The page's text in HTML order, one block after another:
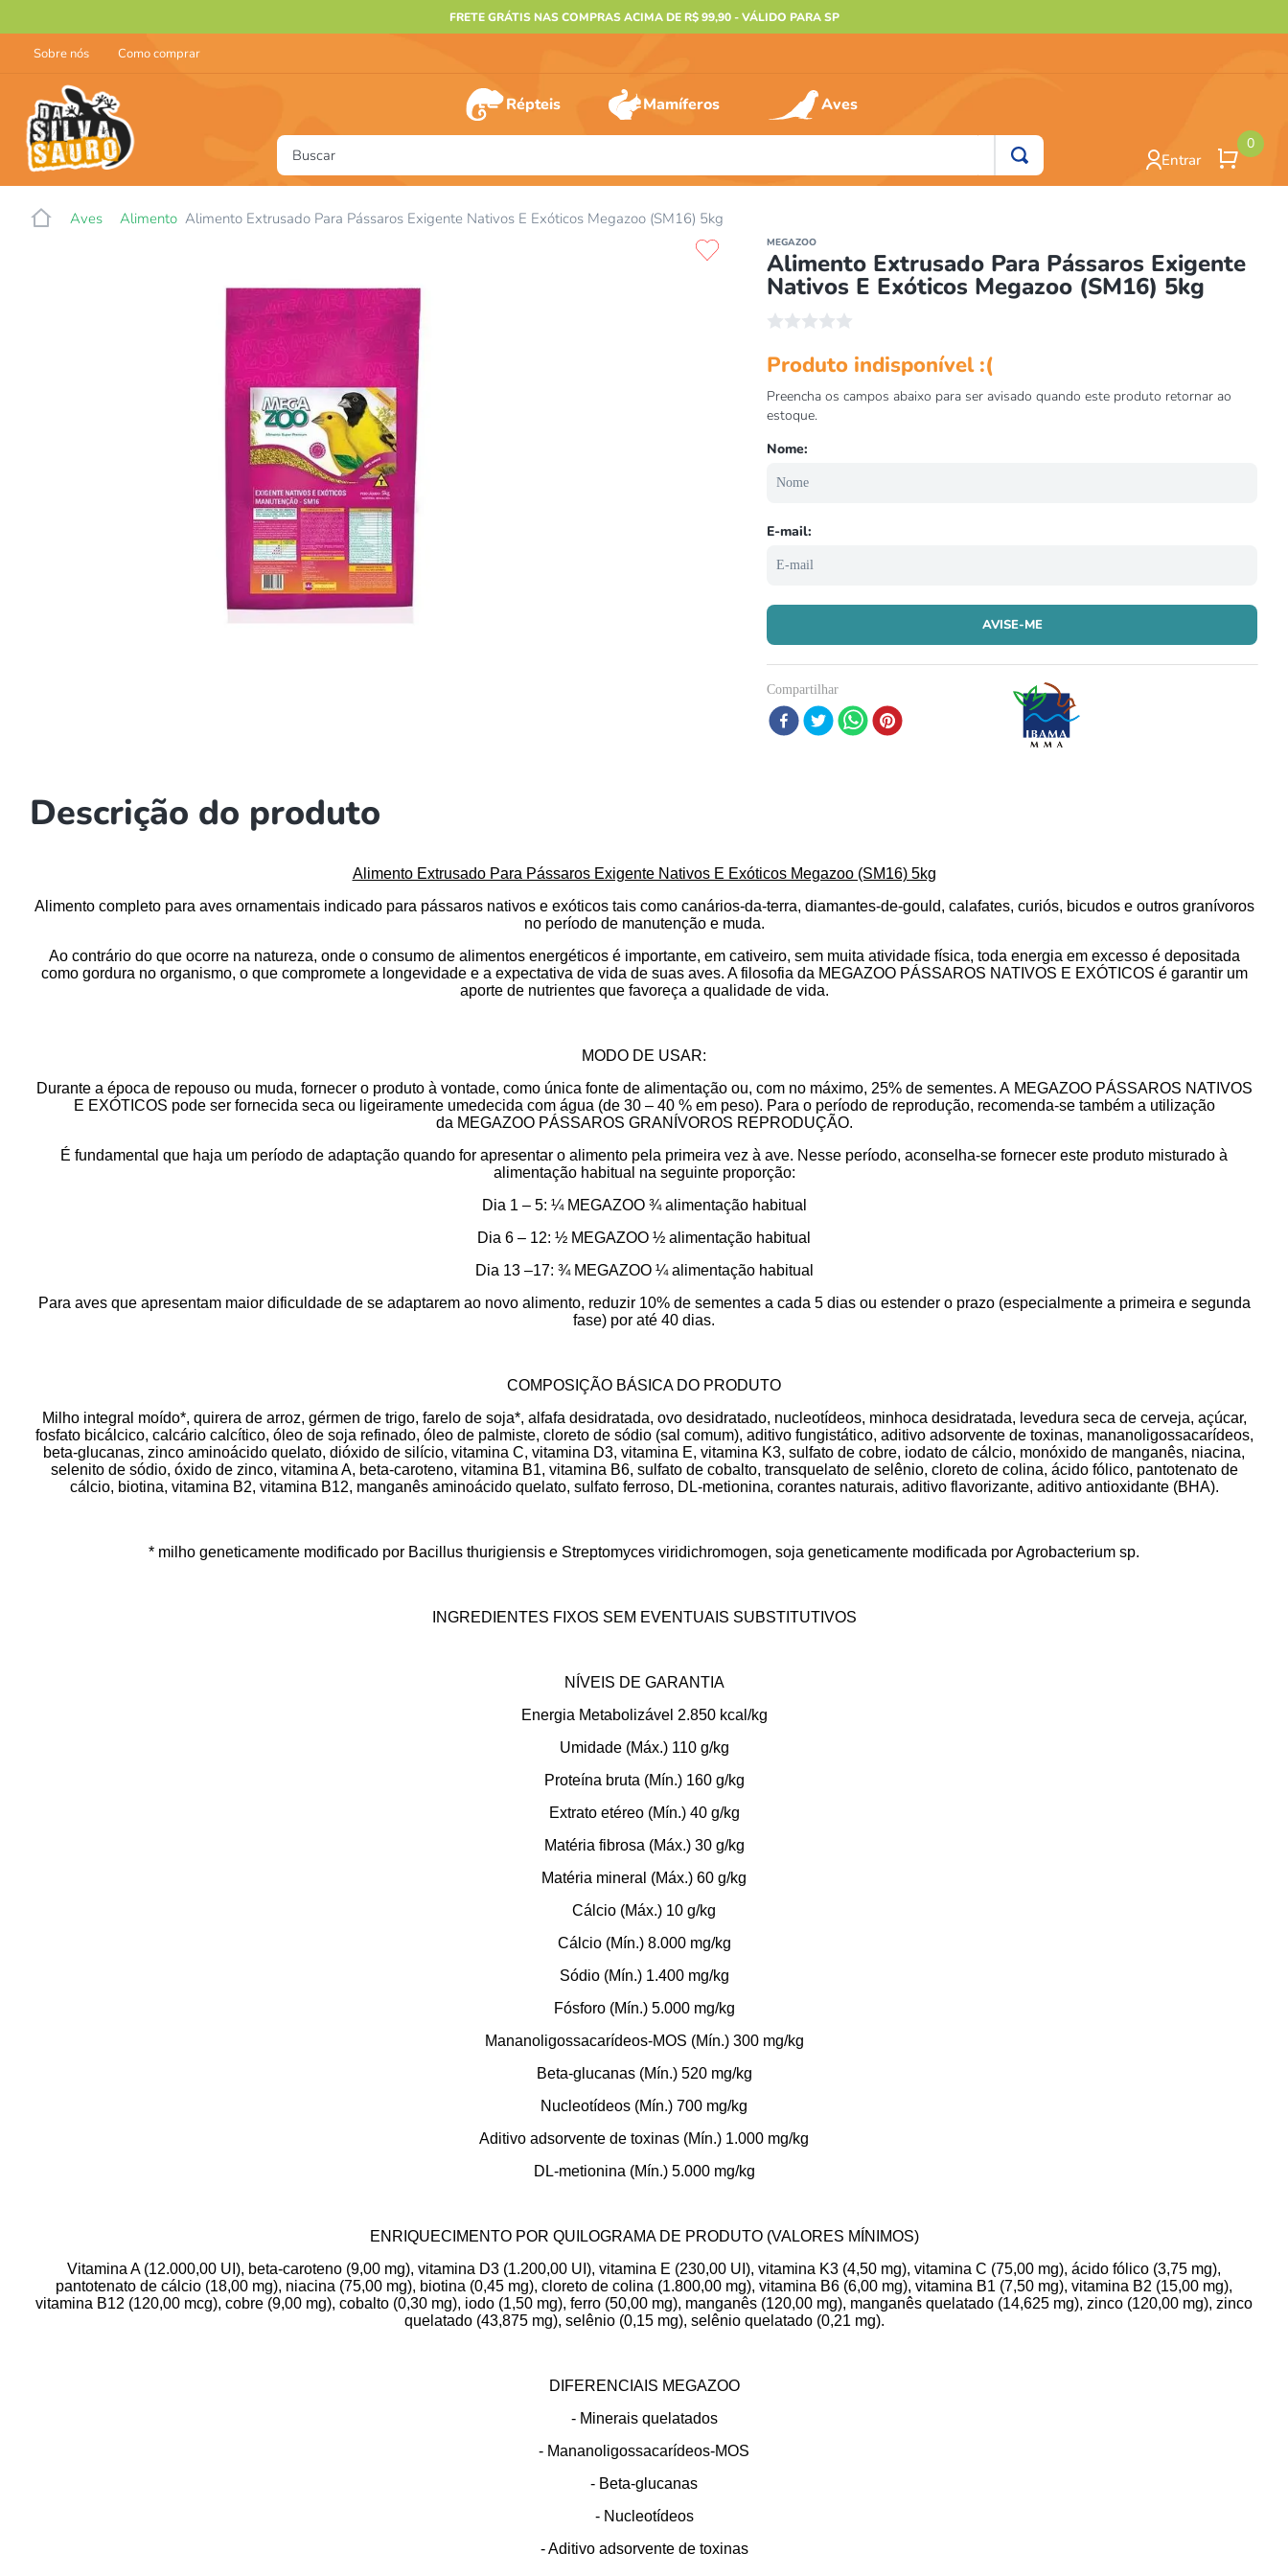
FRETE GRÁTIS NAS COMPRAS ACIMA DE R$ 99,90 - VÁLIDO PARA SP
Sobre nós Como comprar
Répteis Mamíferos Aves
Buscar
Entrar
0
Aves Alimento Alimento Extrusado Para Pássaros Exigente Nativos E Exóticos Megazoo (SM16) 5kg
MEGAZOO
Alimento Extrusado Para Pássaros Exigente
Nativos E Exóticos Megazoo (SM16) 5kg
☆☆☆☆☆
Compartilhar
Descrição do produto
Alimento Extrusado Para Pássaros Exigente Nativos E Exóticos Megazoo (SM16) 5kg
Alimento completo para aves ornamentais indicado para pássaros nativos e exóticos tais como canários-da-terra, diamantes-de-gould, calafates, curiós, bicudos e outros granívoros
no período de manutenção e muda.
Ao contrário do que ocorre na natureza, onde o consumo de alimentos energéticos é importante, em cativeiro, sem muita atividade física, toda energia em excesso é depositada
como gordura no organismo, o que compromete a longevidade e a expectativa de vida de suas aves. A filosofia da MEGAZOO PÁSSAROS NATIVOS E EXÓTICOS é garantir um
aporte de nutrientes que favoreça a qualidade de vida.
MODO DE USAR:
Durante a época de repouso ou muda, fornecer o produto à vontade, como única fonte de alimentação ou, com no máximo, 25% de sementes. A MEGAZOO PÁSSAROS NATIVOS
E EXÓTICOS pode ser fornecida seca ou ligeiramente umedecida com água (de 30 – 40 % em peso). Para o período de reprodução, recomenda-se também a utilização
da MEGAZOO PÁSSAROS GRANÍVOROS REPRODUÇÃO.
É fundamental que haja um período de adaptação quando for apresentar o alimento pela primeira vez à ave. Nesse período, aconselha-se fornecer este produto misturado à
alimentação habitual na seguinte proporção:
Dia 1 – 5: ¼ MEGAZOO ¾ alimentação habitual
Dia 6 – 12: ½ MEGAZOO ½ alimentação habitual
Dia 13 –17: ¾ MEGAZOO ¼ alimentação habitual
Para aves que apresentam maior dificuldade de se adaptarem ao novo alimento, reduzir 10% de sementes a cada 5 dias ou estender o prazo (especialmente a primeira e segunda
fase) por até 40 dias.
COMPOSIÇÃO BÁSICA DO PRODUTO
Milho integral moído*, quirera de arroz, gérmen de trigo, farelo de soja*, alfafa desidratada, ovo desidratado, nucleotídeos, minhoca desidratada, levedura seca de cerveja, açúcar,
fosfato bicálcico, calcário calcítico, óleo de soja refinado, óleo de palmiste, cloreto de sódio (sal comum), aditivo fungistático, aditivo adsorvente de toxinas, mananoligossacarídeos,
beta-glucanas, zinco aminoácido quelato, dióxido de silício, vitamina C, vitamina D3, vitamina E, vitamina K3, sulfato de cobre, iodato de cálcio, monóxido de manganês, niacina,
selenito de sódio, óxido de zinco, vitamina A, beta-caroteno, vitamina B1, vitamina B6, sulfato de cobalto, transquelato de selênio, cloreto de colina, ácido fólico, pantotenato de
cálcio, biotina, vitamina B2, vitamina B12, manganês aminoácido quelato, sulfato ferroso, DL-metionina, corantes naturais, aditivo flavorizante, aditivo antioxidante (BHA).
* milho geneticamente modificado por Bacillus thurigiensis e Streptomyces viridichromogen, soja geneticamente modificada por Agrobacterium sp.
INGREDIENTES FIXOS SEM EVENTUAIS SUBSTITUTIVOS
NÍVEIS DE GARANTIA
Energia Metabolizável 2.850 kcal/kg
Umidade (Máx.) 110 g/kg
Proteína bruta (Mín.) 160 g/kg
Extrato etéreo (Mín.) 40 g/kg
Matéria fibrosa (Máx.) 30 g/kg
Matéria mineral (Máx.) 60 g/kg
Cálcio (Máx.) 10 g/kg
Cálcio (Mín.) 8.000 mg/kg
Sódio (Mín.) 1.400 mg/kg
Fósforo (Mín.) 5.000 mg/kg
Mananoligossacarídeos-MOS (Mín.) 300 mg/kg
Beta-glucanas (Mín.) 520 mg/kg
Nucleotídeos (Mín.) 700 mg/kg
Aditivo adsorvente de toxinas (Mín.) 1.000 mg/kg
DL-metionina (Mín.) 5.000 mg/kg
ENRIQUECIMENTO POR QUILOGRAMA DE PRODUTO (VALORES MÍNIMOS)
Vitamina A (12.000,00 UI), beta-caroteno (9,00 mg), vitamina D3 (1.200,00 UI), vitamina E (230,00 UI), vitamina K3 (4,50 mg), vitamina C (75,00 mg), ácido fólico (3,75 mg),
pantotenato de cálcio (18,00 mg), niacina (75,00 mg), biotina (0,45 mg), cloreto de colina (1.800,00 mg), vitamina B6 (6,00 mg), vitamina B1 (7,50 mg), vitamina B2 (15,00 mg),
vitamina B12 (120,00 mcg), cobre (9,00 mg), cobalto (0,30 mg), iodo (1,50 mg), ferro (50,00 mg), manganês (120,00 mg), manganês quelatado (14,625 mg), zinco (120,00 mg), zinco
quelatado (43,875 mg), selênio (0,15 mg), selênio quelatado (0,21 mg).
DIFERENCIAIS MEGAZOO
- Minerais quelatados
- Mananoligossacarídeos-MOS
- Beta-glucanas
- Nucleotídeos
- Aditivo adsorvente de toxinas
1º
furão
3
4